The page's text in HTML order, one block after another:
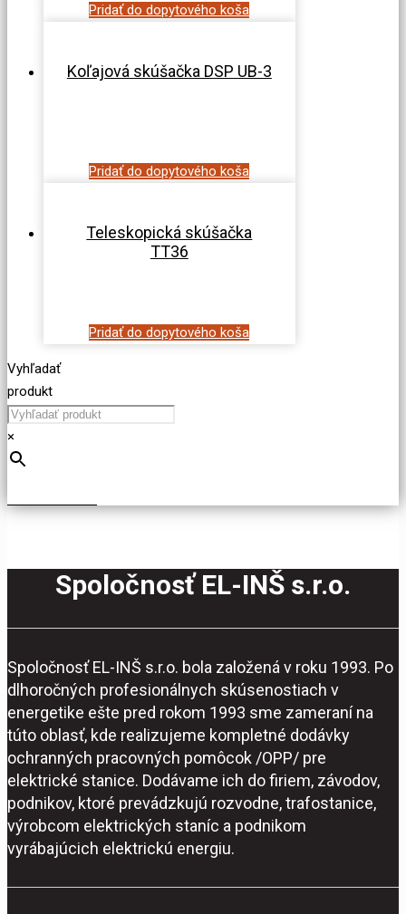
Pridať do dopytového koša
Koľajová skúšačka DSP UB-3
Pridať do dopytového koša
Teleskopická skúšačka
TT36
Pridať do dopytového koša
Vyhľadať
produkt
×
Spoločnosť EL-INŠ s.r.o.
Spoločnosť EL-INŠ s.r.o. bola založená v roku 1993. Po
dlhoročných profesionálnych skúsenostiach v
energetike ešte pred rokom 1993 sme zameraní na
túto oblasť, kde realizujeme kompletné dodávky
ochranných pracovných pomôcok /OPP/ pre
elektrické stanice. Dodávame ich do firiem, závodov,
podnikov, ktoré prevádzkujú rozvodne, trafostanice,
výrobcom elektrických staníc a podnikom
vyrábajúcich elektrickú energiu.